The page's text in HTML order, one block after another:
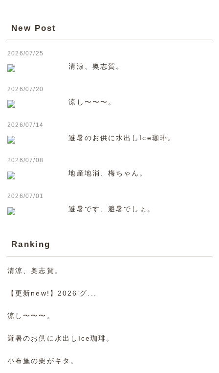
New Post
2026/07/25
清涼、奥志賀。
2026/07/20
涼し〜〜〜。
2026/07/14
避暑のお供に水出しIce珈琲。
2026/07/08
地産地消、梅ちゃん。
2026/07/01
避暑です、避暑でしょ。
Ranking
清涼、奥志賀。
【更新new!】2026’グ...
涼し〜〜〜。
避暑のお供に水出しIce珈琲。
小布施の栗がキタ。